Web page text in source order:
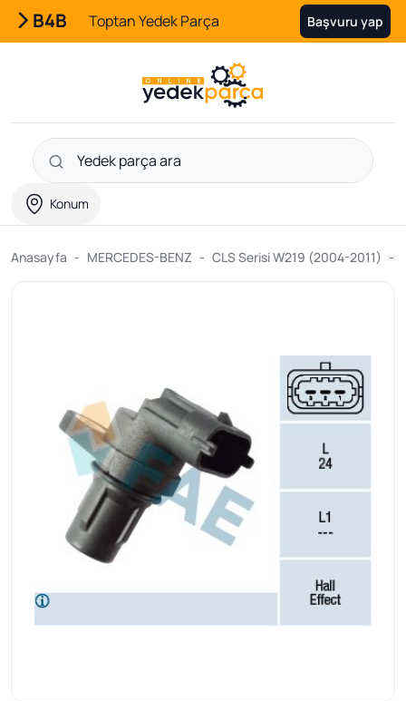
B4B Toptan Yedek Parça Başvuru yap
Konum
Anasayfa MERCEDES-BENZ CLS Serisi W219 (2004-2011)